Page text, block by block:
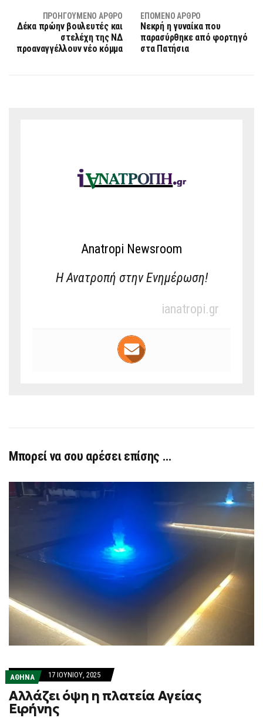
ΠΡΟΗΓΟΎΜΕΝΟ ΆΡΘΡΟ
Δέκα πρώην βουλευτές και
στελέχη της ΝΔ
προαναγγέλλουν νέο κόμμα
ΕΠΌΜΕΝΟ ΆΡΘΡΟ
Νεκρή η γυναίκα που
παρασύρθηκε από φορτηγό
στα Πατήσια
Anatropi Newsroom
Η Ανατροπή στην Ενημέρωση!
ianatropi.gr
Μπορεί να σου αρέσει επίσης …
ΑΘΗΝΑ 17 ΙΟΥΝΊΟΥ, 2025
Αλλάζει όψη η πλατεία Αγείας
Ειρήνης